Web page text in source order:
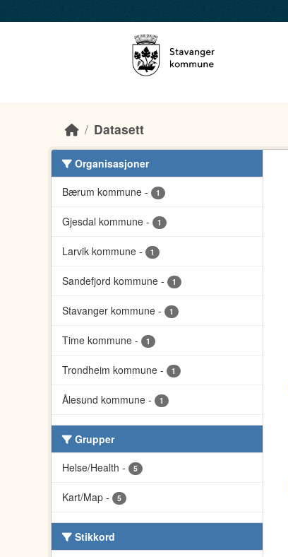
Datasett
Organisasjoner
Bærum kommune - 1
Gjesdal kommune - 1
Larvik kommune - 1
Sandefjord kommune - 1
Stavanger kommune - 1
Time kommune - 1
Trondheim kommune - 1
Ålesund kommune - 1
Grupper
Helse/Health - 5
Kart/Map - 5
Stikkord